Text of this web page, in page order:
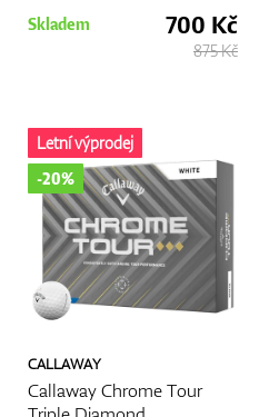
Skladem 700 Kč
875 Kč
CALLAWAY
Callaway Chrome Tour
Letní výprodej
-20%